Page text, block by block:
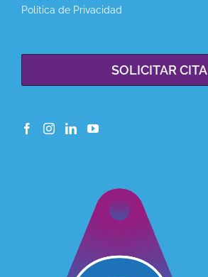
Política de Privacidad
SOLICITAR CITA